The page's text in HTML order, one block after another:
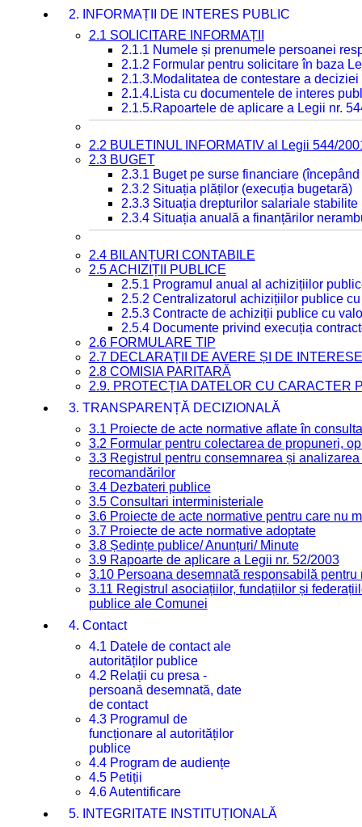
2. INFORMAȚII DE INTERES PUBLIC
2.1 SOLICITARE INFORMAȚII
2.1.1 Numele și prenumele persoanei
2.1.2 Formular pentru solicitare în baza
2.1.3.Modalitatea de contestare a
2.1.4.Lista cu documentele de interes
2.1.5.Rapoartele de aplicare a Legii nr.
2.2 BULETINUL INFORMATIV al Legii 544/
2.3 BUGET
2.3.1 Buget pe surse financiare
2.3.2 Situația plăților (execuția bugetară)
2.3.3 Situația drepturilor salariale
2.3.4 Situația anuală a finanțărilor
2.4 BILANȚURI CONTABILE
2.5 ACHIZIȚII PUBLICE
2.5.1 Programul anual al achizițiilor
2.5.2 Centralizatorul achizițiilor publice
2.5.3 Contracte de achiziții publice cu
2.5.4 Documente privind execuția
2.6 FORMULARE TIP
2.7 DECLARAȚII DE AVERE ȘI DE INTERESE
2.8 COMISIA PARITARĂ
2.9. PROTECȚIA DATELOR CU CARACTER
3. TRANSPARENȚĂ DECIZIONALĂ
3.1 Proiecte de acte normative aflate în
3.2 Formular pentru colectarea de propuneri,
3.3 Registrul pentru consemnarea și
recomandărilor
3.4 Dezbateri publice
3.5 Consultari interministeriale
3.6 Proiecte de acte normative pentru care nu
3.7 Proiecte de acte normative adoptate
3.8 Ședințe publice/ Anunțuri/ Minute
3.9 Rapoarte de aplicare a Legii nr. 52/2003
3.10 Persoana desemnată responsabilă
3.11 Registrul asociațiilor, fundațiilor și
publice ale Comunei
4. Contact
4.1 Datele de contact ale
autorităților publice
4.2 Relații cu presa -
persoană desemnată, date
de contact
4.3 Programul de
funcționare al autorităților
publice
4.4 Program de audiențe
4.5 Petiții
4.6 Autentificare
5. INTEGRITATE INSTITUȚIONALĂ